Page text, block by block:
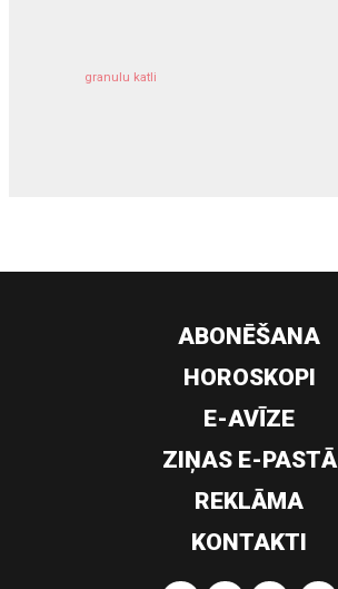
granulu katli
ABONĒŠANA
HOROSKOPI
E-AVĪZE
ZIŅAS E-PASTĀ
REKLĀMA
KONTAKTI